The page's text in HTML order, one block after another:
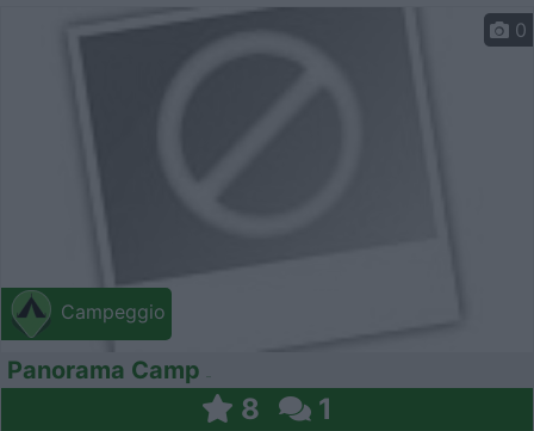
Campeggio
0
Panorama Camp
8 1